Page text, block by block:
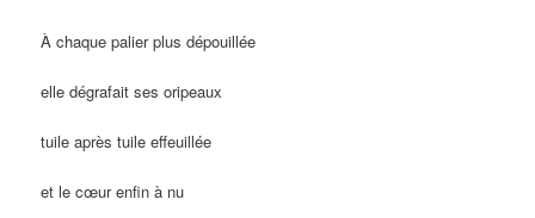
À chaque palier plus dépouillée
elle dégrafait ses oripeaux
tuile après tuile effeuillée
et le cœur enfin à nu